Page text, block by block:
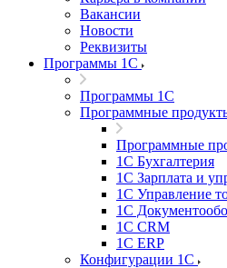
Вакансии
Новости
Реквизиты
Программы 1С
Программы 1С
Программные
Программные
1С Бухгалтерия
1С Зарплата и
1С Управление
1С
1С CRM
1С ERP
Конфигурации 1С